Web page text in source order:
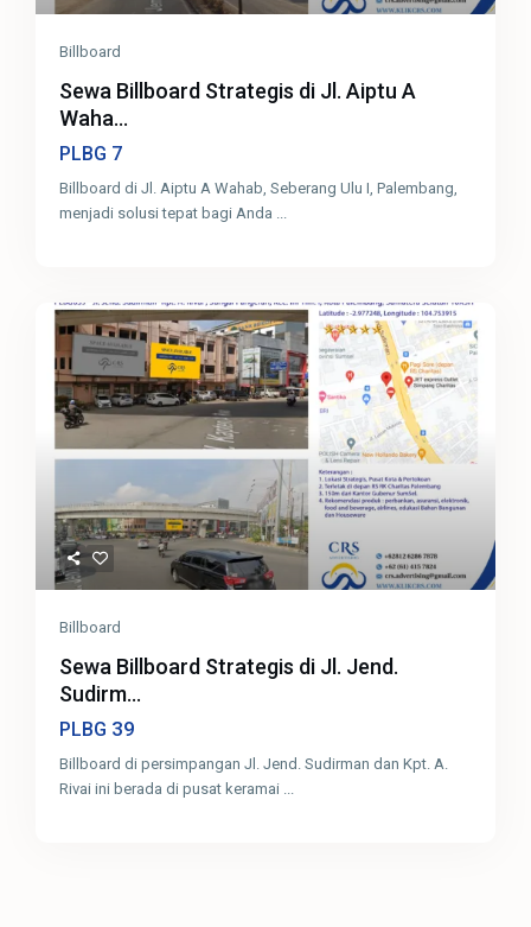
Billboard
Sewa Billboard Strategis di Jl. Aiptu A
Waha...
PLBG 7
Billboard di Jl. Aiptu A Wahab, Seberang Ulu I, Palembang,
menjadi solusi tepat bagi Anda
Billboard
Sewa Billboard Strategis di Jl. Jend.
Sudirm...
PLBG 39
Billboard di persimpangan Jl. Jend. Sudirman dan Kpt. A.
Rivai ini berada di pusat keramai ...